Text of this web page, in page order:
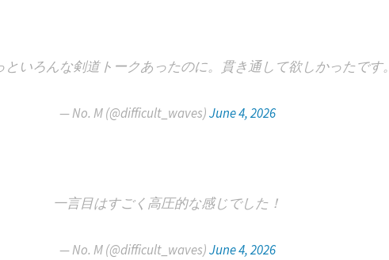
といろんな剣道トークあったのに。貫き通して欲しかったです。
— No. M (@difficult_waves)June 4, 2026
一言目はすごく高圧的な感じでした！
— No. M (@difficult_waves)June 4, 2026